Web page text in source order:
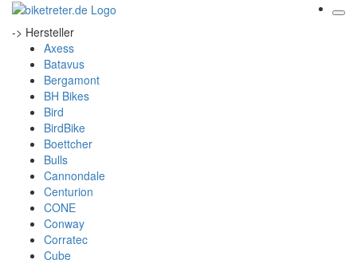
-> Hersteller
Axess
Batavus
Bergamont
BH Bikes
Bird
BirdBike
Boettcher
Bulls
Cannondale
Centurion
CONE
Conway
Corratec
Cube